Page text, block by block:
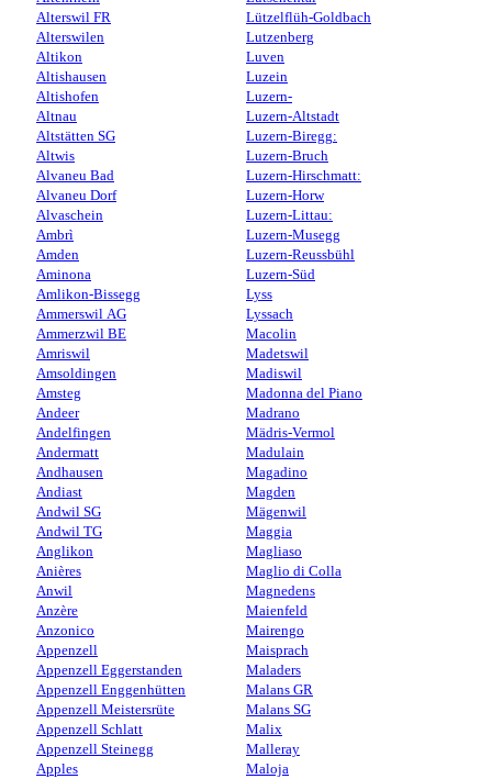
Alterswil FR
Alterswilen
Altikon
Altishausen
Altishofen
Altnau
Altstätten SG
Altwis
Alvaneu Bad
Alvaneu Dorf
Alvaschein
Ambrì
Amden
Aminona
Amlikon-Bissegg
Ammerswil AG
Ammerzwil BE
Amriswil
Amsoldingen
Amsteg
Andeer
Andelfingen
Andermatt
Andhausen
Andiast
Andwil SG
Andwil TG
Anglikon
Anières
Anwil
Anzère
Anzonico
Appenzell
Appenzell Eggerstanden
Appenzell Enggenhütten
Appenzell Meistersrüte
Appenzell Schlatt
Appenzell Steinegg
Apples
Lützelflüh-Goldbach
Lutzenberg
Luven
Luzein
Luzern-
Luzern-Altstadt
Luzern-Biregg:
Luzern-Bruch
Luzern-Hirschmatt:
Luzern-Horw
Luzern-Littau:
Luzern-Musegg
Luzern-Reussbühl
Luzern-Süd
Lyss
Lyssach
Macolin
Madetswil
Madiswil
Madonna del Piano
Madrano
Mädris-Vermol
Madulain
Magadino
Magden
Mägenwil
Maggia
Magliaso
Maglio di Colla
Magnedens
Maienfeld
Mairengo
Maisprach
Maladers
Malans GR
Malans SG
Malix
Malleray
Maloja